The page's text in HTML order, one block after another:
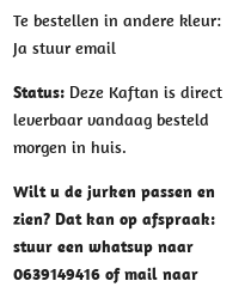
Te bestellen in andere kleur:
Ja stuur email
Status: Deze Kaftan is direct
leverbaar vandaag besteld
morgen in huis.
Wilt u de jurken passen en
zien? Dat kan op afspraak:
stuur een whatsup naar
0639149416 of mail naar